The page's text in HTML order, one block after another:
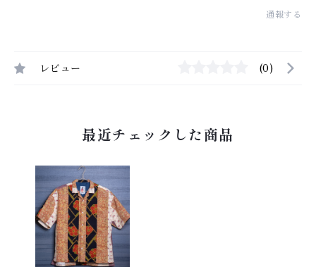
通報する
レビュー (0)
最近チェックした商品